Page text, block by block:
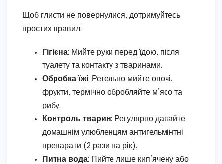
Щоб глисти не повернулися, дотримуйтесь
простих правил:
Гігієна: Мийте руки перед їдою, після
туалету та контакту з тваринами.
Обробка їжі: Ретельно мийте овочі,
фрукти, термічно обробляйте м’ясо та
рибу.
Контроль тварин: Регулярно давайте
домашнім улюбленцям антигельмінтні
препарати (2 рази на рік).
Питна вода: Пийте лише кип’ячену або